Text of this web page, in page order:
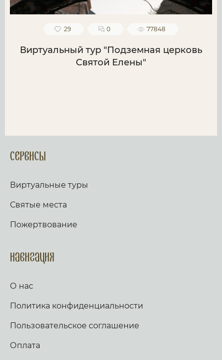
29 0 77848
Виртуальный тур "Подземная церковь
Святой Елены"
Сервисы
Виртуальные туры
Святые места
Пожертвование
Навигация
О нас
Политика конфиденциальности
Пользовательское соглашение
Оплата